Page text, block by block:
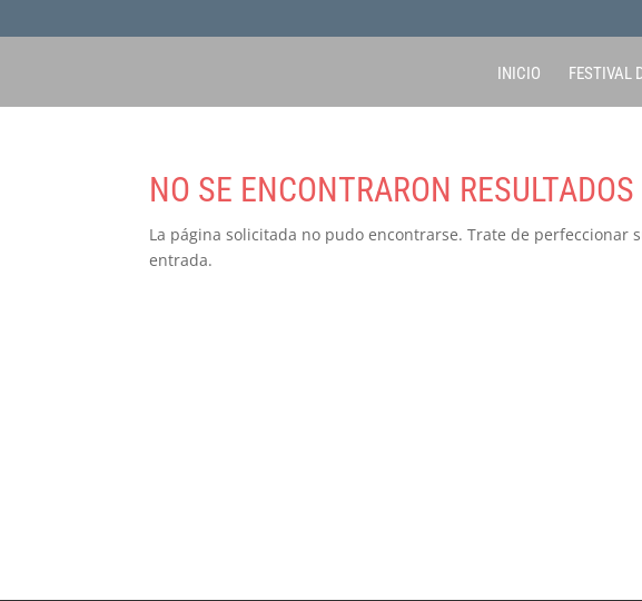
INICIO FESTIVAL
NO SE ENCONTRARON RESULTADOS
La página solicitada no pudo encontrarse. Trate de perfeccionar
entrada.